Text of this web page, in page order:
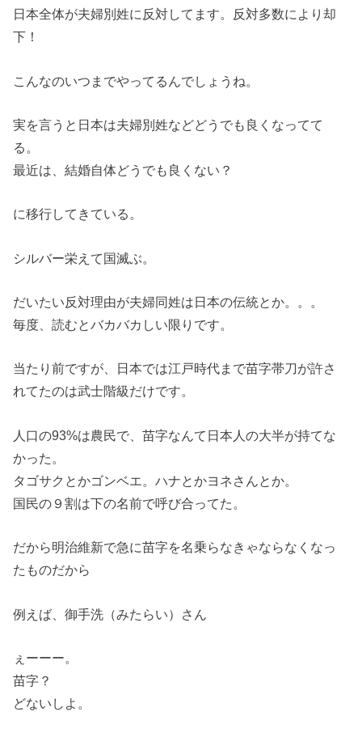
日本全体が夫婦別姓に反対してます。反対多数により却
下！
こんなのいつまでやってるんでしょうね。
実を言うと日本は夫婦別姓などどうでも良くなってて
る。
最近は、結婚自体どうでも良くない？
に移行してきている。
シルバー栄えて国滅ぶ。
だいたい反対理由が夫婦同姓は日本の伝統とか。。。
毎度、読むとバカバカしい限りです。
当たり前ですが、日本では江戸時代まで苗字帯刀が許さ
れてたのは武士階級だけです。
人口の93%は農民で、苗字なんて日本人の大半が持てな
かった。
タゴサクとかゴンベエ。ハナとかヨネさんとか。
国民の９割は下の名前で呼び合ってた。
だから明治維新で急に苗字を名乗らなきゃならなくなっ
たものだから
例えば、御手洗（みたらい）さん
ぇーーー。
苗字？
どないしよ。